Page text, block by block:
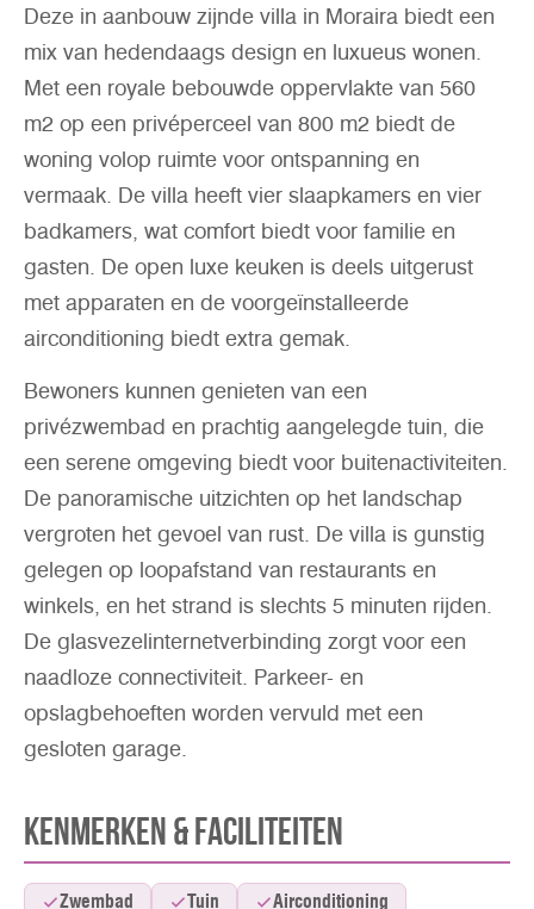
Deze in aanbouw zijnde villa in Moraira biedt een
mix van hedendaags design en luxueus wonen.
Met een royale bebouwde oppervlakte van 560
m2 op een privéperceel van 800 m2 biedt de
woning volop ruimte voor ontspanning en
vermaak. De villa heeft vier slaapkamers en vier
badkamers, wat comfort biedt voor familie en
gasten. De open luxe keuken is deels uitgerust
met apparaten en de voorgeïnstalleerde
airconditioning biedt extra gemak.
Bewoners kunnen genieten van een
privézwembad en prachtig aangelegde tuin, die
een serene omgeving biedt voor buitenactiviteiten.
De panoramische uitzichten op het landschap
vergroten het gevoel van rust. De villa is gunstig
gelegen op loopafstand van restaurants en
winkels, en het strand is slechts 5 minuten rijden.
De glasvezelinternetverbinding zorgt voor een
naadloze connectiviteit. Parkeer- en
opslagbehoeften worden vervuld met een
gesloten garage.
Kenmerken & Faciliteiten
Zwembad Tuin Airconditioning